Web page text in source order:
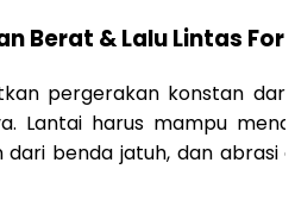
Berat & Lalu Lintas
pergerakan konstan
Lantai harus mampu
benda jatuh, dan abrasi